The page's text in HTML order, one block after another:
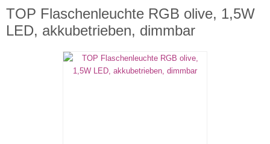
TOP Flaschenleuchte RGB olive, 1,5W
LED, akkubetrieben, dimmbar